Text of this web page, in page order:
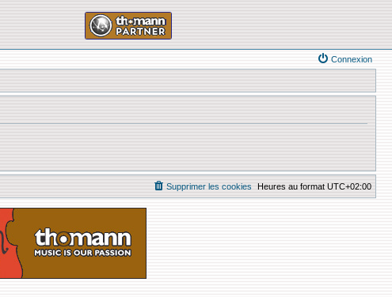
Connexion
Heures au format UTC+02:00
Supprimer les cookies